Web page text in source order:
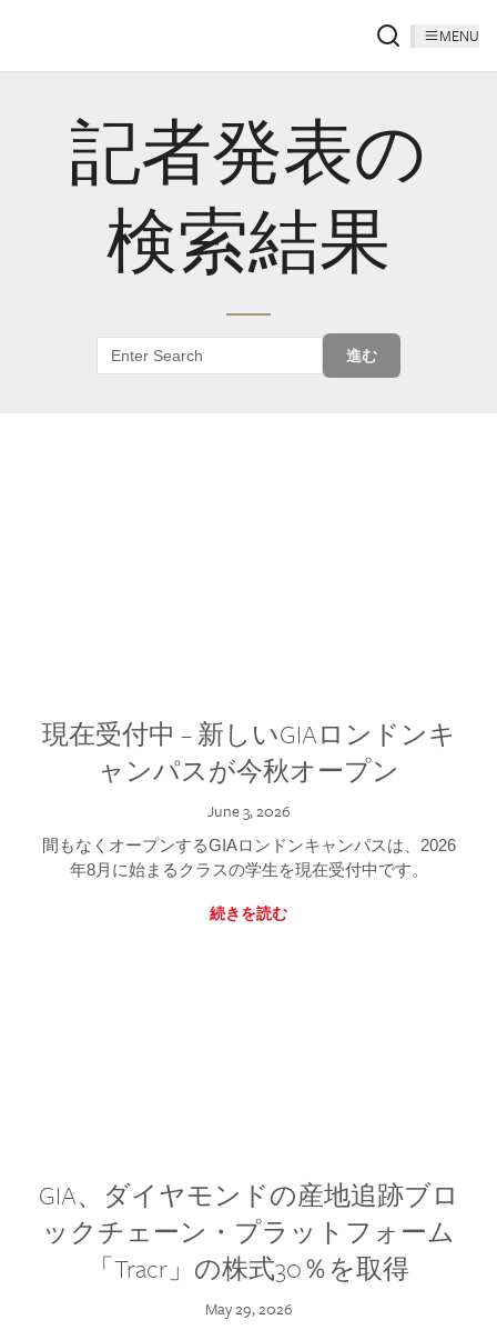
MENU
記者発表の
検索結果
進む
現在受付中 – 新しいGIAロンドンキ
ャンパスが今秋オープン
June 3, 2026
間もなくオープンするGIAロンドンキャンパスは、2026
年8月に始まるクラスの学生を現在受付中です。
続きを読む
GIA、ダイヤモンドの産地追跡ブロ
ックチェーン・プラットフォーム
「Tracr」の株式30％を取得
May 29, 2026